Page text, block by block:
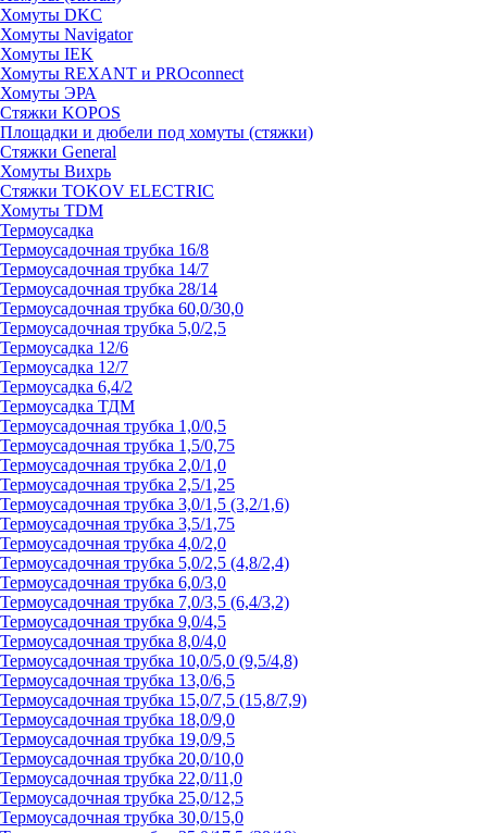
Хомуты DKC
Хомуты Navigator
Хомуты IEK
Хомуты REXANT и PROconnect
Хомуты ЭРА
Стяжки KOPOS
Площадки и дюбели под хомуты (стяжки)
Стяжки General
Хомуты Вихрь
Стяжки TOKOV ELECTRIC
Хомуты TDM
Термоусадка
Термоусадочная трубка 16/8
Термоусадочная трубка 14/7
Термоусадочная трубка 28/14
Термоусадочная трубка 60,0/30,0
Термоусадочная трубка 5,0/2,5
Термоусадка 12/6
Термоусадка 12/7
Термоусадка 6,4/2
Термоусадка ТДМ
Термоусадочная трубка 1,0/0,5
Термоусадочная трубка 1,5/0,75
Термоусадочная трубка 2,0/1,0
Термоусадочная трубка 2,5/1,25
Термоусадочная трубка 3,0/1,5 (3,2/1,6)
Термоусадочная трубка 3,5/1,75
Термоусадочная трубка 4,0/2,0
Термоусадочная трубка 5,0/2,5 (4,8/2,4)
Термоусадочная трубка 6,0/3,0
Термоусадочная трубка 7,0/3,5 (6,4/3,2)
Термоусадочная трубка 9,0/4,5
Термоусадочная трубка 8,0/4,0
Термоусадочная трубка 10,0/5,0 (9,5/4,8)
Термоусадочная трубка 13,0/6,5
Термоусадочная трубка 15,0/7,5 (15,8/7,9)
Термоусадочная трубка 18,0/9,0
Термоусадочная трубка 19,0/9,5
Термоусадочная трубка 20,0/10,0
Термоусадочная трубка 22,0/11,0
Термоусадочная трубка 25,0/12,5
Термоусадочная трубка 30,0/15,0